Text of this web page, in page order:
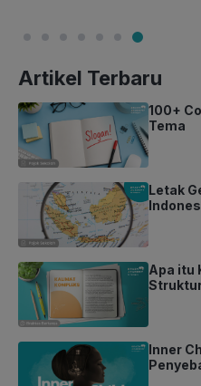
Artikel Terbaru
100+
Tema
Letak
Apa itu
Inner